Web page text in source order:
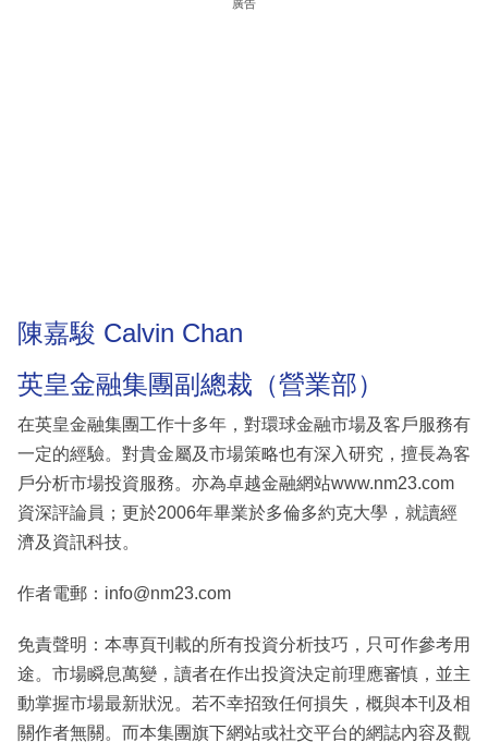
廣告
陳嘉駿 Calvin Chan
英皇金融集團副總裁（營業部）
在英皇金融集團工作十多年，對環球金融市場及客戶服務有
一定的經驗。對貴金屬及市場策略也有深入研究，擅長為客
戶分析市場投資服務。亦為卓越金融網站www.nm23.com
資深評論員；更於2006年畢業於多倫多約克大學，就讀經
濟及資訊科技。
作者電郵：info@nm23.com
免責聲明：本專頁刊載的所有投資分析技巧，只可作參考用
途。市場瞬息萬變，讀者在作出投資決定前理應審慎，並主
動掌握市場最新狀況。若不幸招致任何損失，概與本刊及相
關作者無關。而本集團旗下網站或社交平台的網誌內容及觀